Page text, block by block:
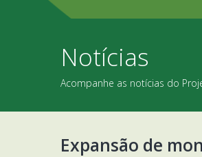
Notícias
Acompanhe as notícias do
Expansão de